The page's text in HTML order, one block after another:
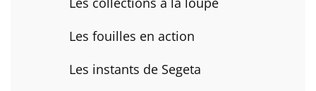
Les fouilles en action
Les instants de Segeta